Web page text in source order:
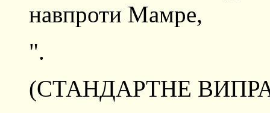
навпроти Мамре,
".
(СТАНДАРТНЕ